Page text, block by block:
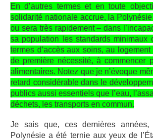
En d’autres termes et en toute
solidarité nationale accrue, la
ou sera très rapidement – dans
sa population les standards minimaux
termes d’accès aux soins, au
de première nécessité, à commencer
alimentaires. Notez que je n’évoque
retard considérable dans le
publics aussi essentiels que l’eau,
déchets, les transports en commun.
Je sais que, ces dernières années,
Polynésie a été ternie aux yeux de